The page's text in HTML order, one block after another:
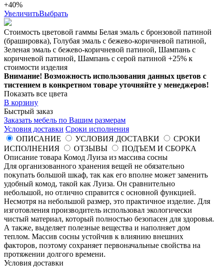
+40%
УвеличитьВыбрать
Стоимость цветовой гаммы Белая эмаль с бронзовой патиной
(брашировка), Голубая эмаль с бежево-коричневой патиной,
Зеленая эмаль с бежево-коричневой патиной, Шампань с
коричневой патиной, Шампань с серой патиной +25% к
стоимости изделия
Внимание! Возможность использования данных цветов с
тистением в конкретном товаре уточняйте у менеджеров!
Показать все цвета
В корзину
Быстрый заказ
Заказать мебель по Вашим размерам
Условия доставки Сроки исполнения
ОПИСАНИЕ
УСЛОВИЯ ДОСТАВКИ
СРОКИ
ИСПОЛНЕНИЯ
ОТЗЫВЫ
ПОДЪЕМ И СБОРКА
Описание товара Комод Луиза из массива сосны
Для организованного хранения вещей не обязательно
покупать большой шкаф, так как его вполне может заменить
удобный комод, такой как Луиза. Он сравнительно
небольшой, но отлично справится с основной функцией.
Несмотря на небольшой размер, это практичное изделие. Для
изготовления производитель использовал экологически
чистый материал, который полностью безопасен для здоровья.
А также, выделяет полезные вещества и наполняет дом
теплом. Массив сосны устойчив к влиянию внешних
факторов, поэтому сохраняет первоначальные свойства на
протяжении долгого времени.
Условия доставки